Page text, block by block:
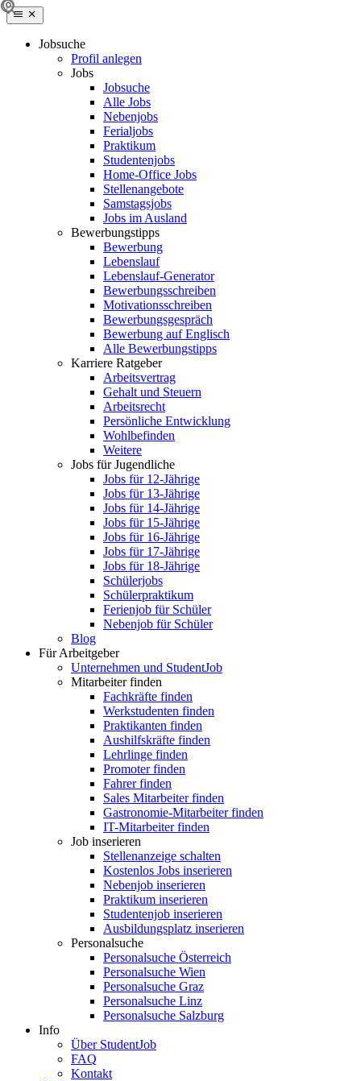
Jobsuche
Profil anlegen
Jobs
Jobsuche
Alle Jobs
Nebenjobs
Ferialjobs
Praktikum
Studentenjobs
Home-Office Jobs
Stellenangebote
Samstagsjobs
Jobs im Ausland
Bewerbungstipps
Bewerbung
Lebenslauf
Lebenslauf-Generator
Bewerbungsschreiben
Motivationsschreiben
Bewerbungsgespräch
Bewerbung auf Englisch
Alle Bewerbungstipps
Karriere Ratgeber
Arbeitsvertrag
Gehalt und Steuern
Arbeitsrecht
Persönliche Entwicklung
Wohlbefinden
Weitere
Jobs für Jugendliche
Jobs für 12-Jährige
Jobs für 13-Jährige
Jobs für 14-Jährige
Jobs für 15-Jährige
Jobs für 16-Jährige
Jobs für 17-Jährige
Jobs für 18-Jährige
Schülerjobs
Schülerpraktikum
Ferienjob für Schüler
Nebenjob für Schüler
Blog
Für Arbeitgeber
Unternehmen und StudentJob
Mitarbeiter finden
Fachkräfte finden
Werkstudenten finden
Praktikanten finden
Aushilfskräfte finden
Lehrlinge finden
Promoter finden
Fahrer finden
Sales Mitarbeiter finden
Gastronomie-Mitarbeiter finden
IT-Mitarbeiter finden
Job inserieren
Stellenanzeige schalten
Kostenlos Jobs inserieren
Nebenjob inserieren
Praktikum inserieren
Studentenjob inserieren
Ausbildungsplatz inserieren
Personalsuche
Personalsuche Österreich
Personalsuche Wien
Personalsuche Graz
Personalsuche Linz
Personalsuche Salzburg
Info
Über StudentJob
FAQ
Kontakt